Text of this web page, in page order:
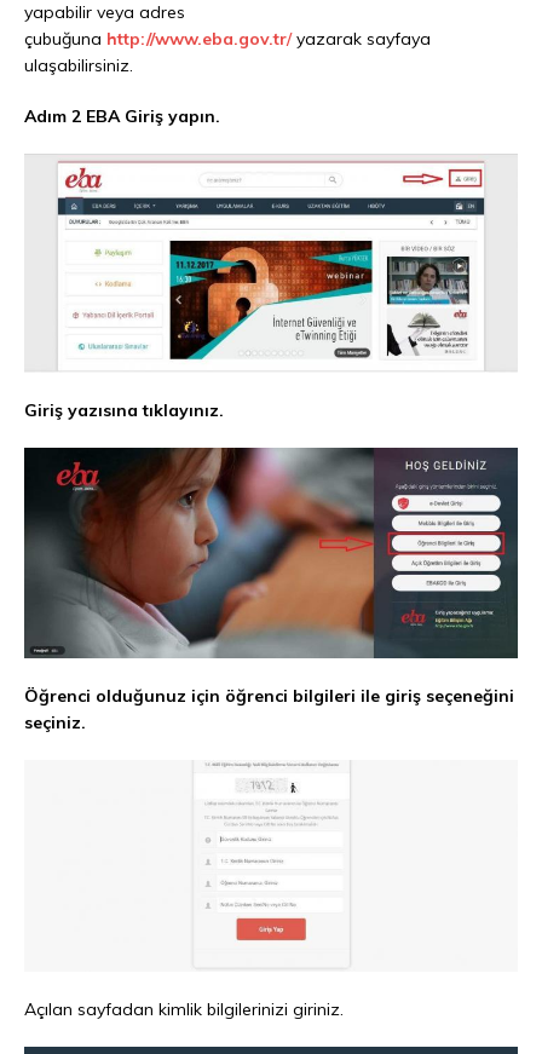
yapabilir veya adres
çubuğuna http://www.eba.gov.tr/yazarak sayfaya
ulaşabilirsiniz.
Adım 2 EBA Giriş yapın.
Giriş yazısına tıklayınız.
Öğrenci olduğunuz için öğrenci bilgileri ile giriş seçeneğini
seçiniz.
Açılan sayfadan kimlik bilgilerinizi giriniz.